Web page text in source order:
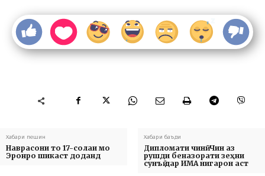
Хабари пешин
Наврасони то 17-солаи мо
Эронро шикаст доданд
Хабари баъди
Дипломати чинӣ: Чин аз
рушди беназорати зеҳни
сунъӣ дар ИМА нигарон аст